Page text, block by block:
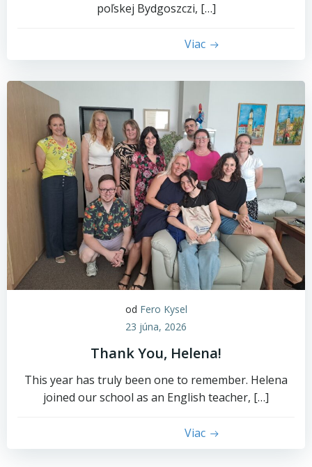
poľskej Bydgoszczi, […]
Viac
od Fero Kysel
23 júna, 2026
Thank You, Helena!
This year has truly been one to remember. Helena
joined our school as an English teacher, […]
Viac